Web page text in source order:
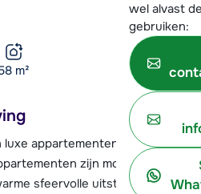
wel alvast
gebruiken:
m²
appartementen in het
zijn modern
sfeervolle uitstraling. Op